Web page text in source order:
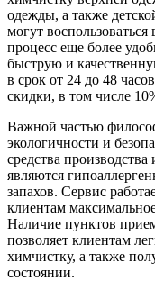
одежды, а также
могут
процесс еще более
быструю и
в срок от 24 до 48
скидки, в том числе
Важной частью
экологичности и
средства
являются
запахов. Сервис
клиентам
Наличие пунктов
позволяет клиентам
химчистку, а также
состоянии.